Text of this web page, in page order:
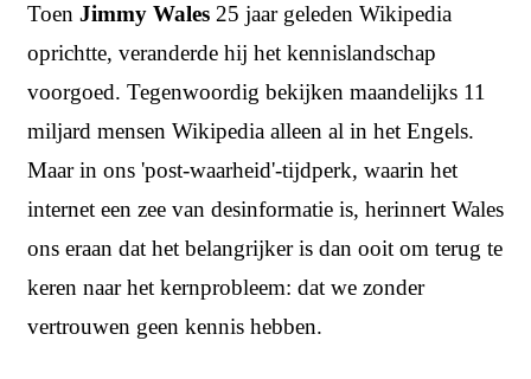
Toen Jimmy Wales 25 jaar geleden Wikipedia
oprichtte, veranderde hij het kennislandschap
voorgoed. Tegenwoordig bekijken maandelijks 11
miljard mensen Wikipedia alleen al in het Engels.
Maar in ons 'post-waarheid'-tijdperk, waarin het
internet een zee van desinformatie is, herinnert Wales
ons eraan dat het belangrijker is dan ooit om terug te
keren naar het kernprobleem: dat we zonder
vertrouwen geen kennis hebben.